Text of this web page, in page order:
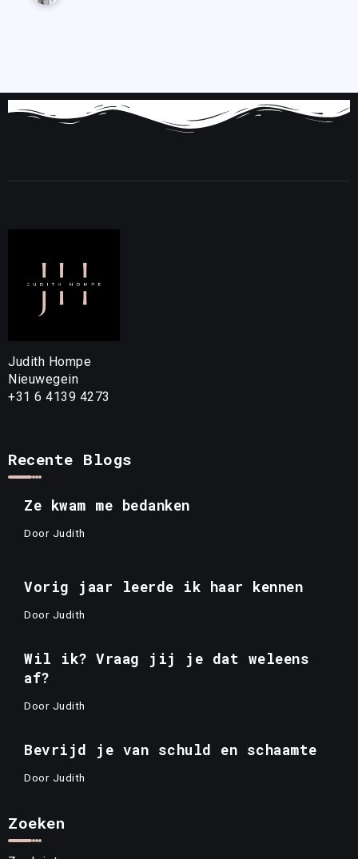
Judith Hompe
Nieuwegein
+31 6 4139 4273
Recente Blogs
Ze kwam me bedanken
Door Judith
Vorig jaar leerde ik haar kennen
Door Judith
Wil ik? Vraag jij je dat weleens
af?
Door Judith
Bevrijd je van schuld en schaamte
Door Judith
Zoeken